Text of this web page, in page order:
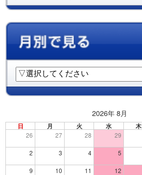
2026年 8月
日 月 火 水 木
26 27 28 29
2 3 4 5
9 10 11 12